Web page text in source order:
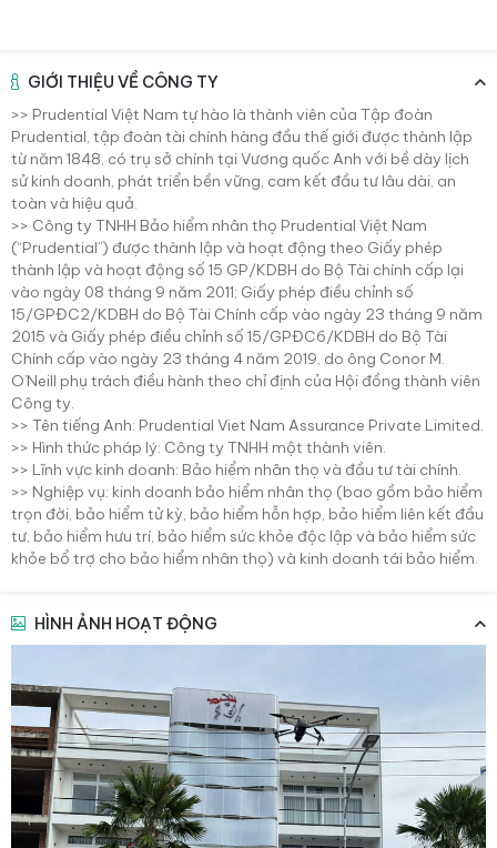
GIỚI THIỆU VỀ CÔNG TY
>> Prudential Việt Nam tự hào là thành viên của Tập đoàn
Prudential, tập đoàn tài chính hàng đầu thế giới được thành lập
từ năm 1848, có trụ sở chính tại Vương quốc Anh với bề dày lịch
sử kinh doanh, phát triển bền vững, cam kết đầu tư lâu dài, an
toàn và hiệu quả.
>> Công ty TNHH Bảo hiểm nhân thọ Prudential Việt Nam
(“Prudential”) được thành lập và hoạt động theo Giấy phép
thành lập và hoạt động số 15 GP/KDBH do Bộ Tài chính cấp lại
vào ngày 08 tháng 9 năm 2011; Giấy phép điều chỉnh số
15/GPĐC2/KDBH do Bộ Tài Chính cấp vào ngày 23 tháng 9 năm
2015 và Giấy phép điều chỉnh số 15/GPĐC6/KDBH do Bộ Tài
Chính cấp vào ngày 23 tháng 4 năm 2019, do ông Conor M.
O’Neill phụ trách điều hành theo chỉ định của Hội đồng thành viên
Công ty.
>> Tên tiếng Anh: Prudential Viet Nam Assurance Private Limited.
>> Hình thức pháp lý: Công ty TNHH một thành viên.
>> Lĩnh vực kinh doanh: Bảo hiểm nhân thọ và đầu tư tài chính.
>> Nghiệp vụ: kinh doanh bảo hiểm nhân thọ (bao gồm bảo hiểm
trọn đời, bảo hiểm tử kỳ, bảo hiểm hỗn hợp, bảo hiểm liên kết đầu
tư, bảo hiểm hưu trí, bảo hiểm sức khỏe độc lập và bảo hiểm sức
khỏe bổ trợ cho bảo hiểm nhân thọ) và kinh doanh tái bảo hiểm.
HÌNH ẢNH HOẠT ĐỘNG